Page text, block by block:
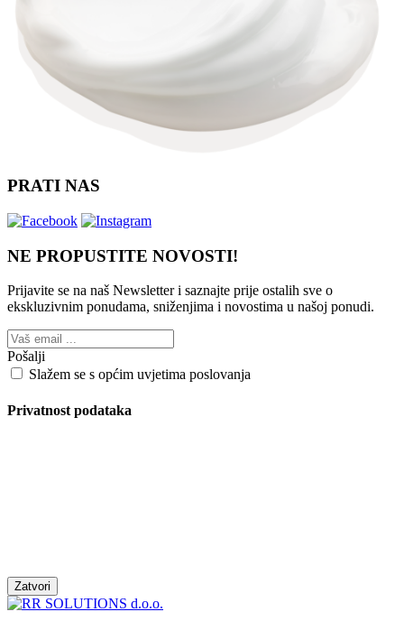
PRATI NAS
NE PROPUSTITE NOVOSTI!
Prijavite se na naš Newsletter i saznajte prije ostalih sve o
ekskluzivnim ponudama, sniženjima i novostima u našoj ponudi.
Pošalji
Slažem se s općim uvjetima poslovanja
Privatnost podataka
Zatvori